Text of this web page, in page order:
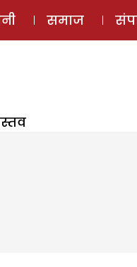
समाज